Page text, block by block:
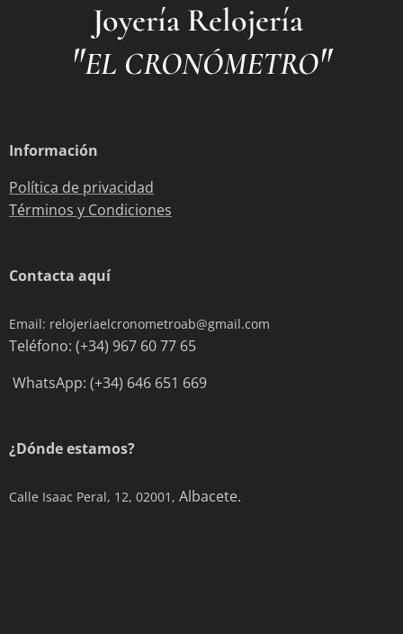
Joyería Relojería
"EL CRONÓMETRO"
Información
Política de privacidad
Términos y Condiciones
Contacta aquí
Email: relojeriaelcronometroab@gmail.com
Teléfono: (+34) 967 60 77 65
WhatsApp: (+34) 646 651 669
¿Dónde estamos?
Calle Isaac Peral, 12, 02001, Albacete.